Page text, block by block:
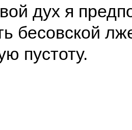
дух я
бесовской
пустоту.